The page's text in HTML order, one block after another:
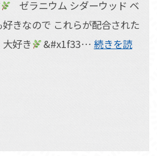
ゼラニウム シダーウッド ベ
きなので これらが配合された
好き
&#x1f33… 続きを読